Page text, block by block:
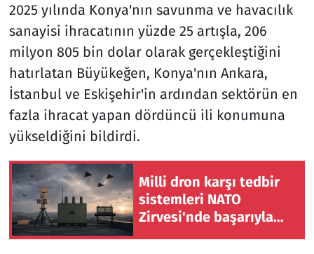
2025 yılında Konya'nın savunma ve havacılık
sanayisi ihracatının yüzde 25 artışla, 206
milyon 805 bin dolar olarak gerçekleştiğini
hatırlatan Büyükeğen, Konya'nın Ankara,
İstanbul ve Eskişehir'in ardından sektörün en
fazla ihracat yapan dördüncü ili konumuna
yükseldiğini bildirdi.
Milli dron karşı tedbir
sistemleri NATO
Zirvesi'nde başarıyla